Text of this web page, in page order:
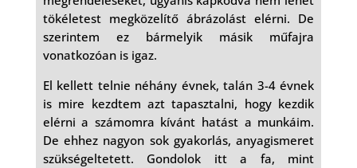
tökéletest megközelítő ábrázolást elérni. De
szerintem ez bármelyik másik műfajra
vonatkozóan is igaz.
El kellett telnie néhány évnek, talán 3-4 évnek
is mire kezdtem azt tapasztalni, hogy kezdik
elérni a számomra kívánt hatást a munkáim.
De ehhez nagyon sok gyakorlás, anyagismeret
szükségeltetett. Gondolok itt a fa, mint